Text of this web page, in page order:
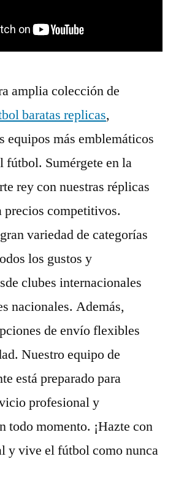
amplia colección de
baratas replicas,
equipos más emblemáticos
fútbol. Sumérgete en la
rey con nuestras réplicas
precios competitivos.
variedad de categorías
los gustos y
clubes internacionales
nacionales. Además,
de envío flexibles
Nuestro equipo de
está preparado para
profesional y
todo momento. ¡Hazte con
y vive el fútbol como nunca